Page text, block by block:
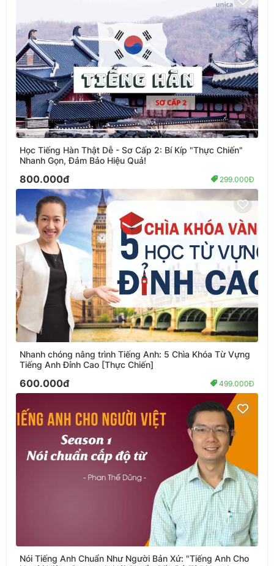
Học Tiếng Hàn Thật Dễ - Sơ Cấp 2: Bí Kíp "Thực Chiến"
Nhanh Gọn, Đảm Bảo Hiệu Quả!
800.000đ 299.000Đ
Nhanh chóng nâng trình Tiếng Anh: 5 Chìa Khóa Từ Vựng
Tiếng Anh Đỉnh Cao [Thực Chiến]
600.000đ 499.000Đ
Nói Tiếng Anh Chuẩn Như Người Bản Xứ: "Tiếng Anh Cho